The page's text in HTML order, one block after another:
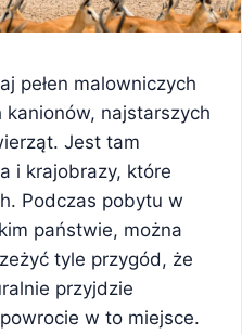
pełen malowniczych
najstarszych
Jest tam
i krajobrazy, które
Podczas pobytu w
państwie, można
tyle przygód, że
przyjdzie
w to miejsce.